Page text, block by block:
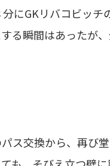
にGKリバコビッチ
る瞬間はあったが
ス交換から、再び